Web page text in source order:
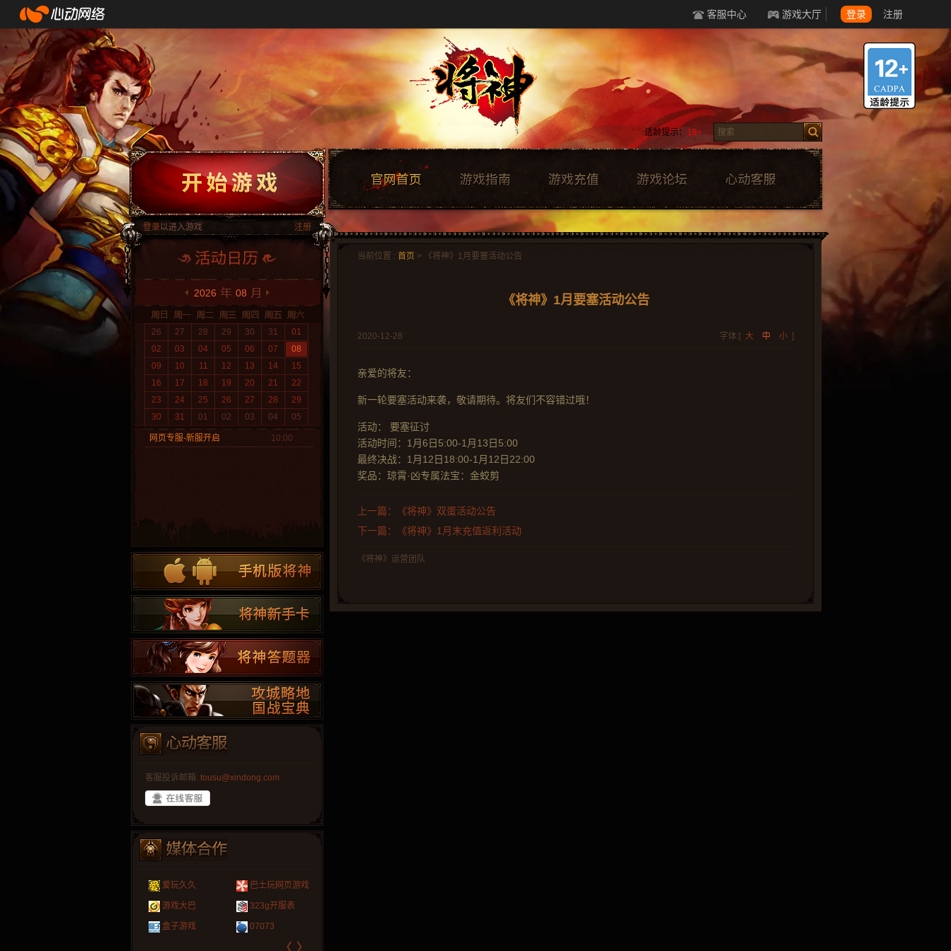
客服中心 游戏大厅 登录 注册
适龄提示： 18+
登录以进入游戏 注册
2026 08
26 27 28 29 30 31
01
02
03 04 05 06 07
08
09
10 11 12 13 14
15
16
17 18 19 20 21
22
23
24 25 26 27 28
29
30
31 01 02 03 04 05
网页专服-新服开启 10:00
客服投诉邮箱: tousu@xindong.com
爱玩久久 巴士玩网页游戏
游戏大巴 323g开服表
盒子游戏 07073
〈 〉
当前位置 : 首页 > 《将神》1月要塞活动公告
《将神》1月要塞活动公告
2020-12-28 字体:[ 大 中 小 ]
亲爱的将友：
新一轮要塞活动来袭，敬请期待。将友们不容错过哦！
活动： 要塞征讨
活动时间：1月6日5:00-1月13日5:00
最终决战：1月12日18:00-1月12日22:00
奖品：琼霄·凶专属法宝：金蛟剪
上一篇：《将神》双蛋活动公告
下一篇：《将神》1月末充值返利活动
《将神》运营团队